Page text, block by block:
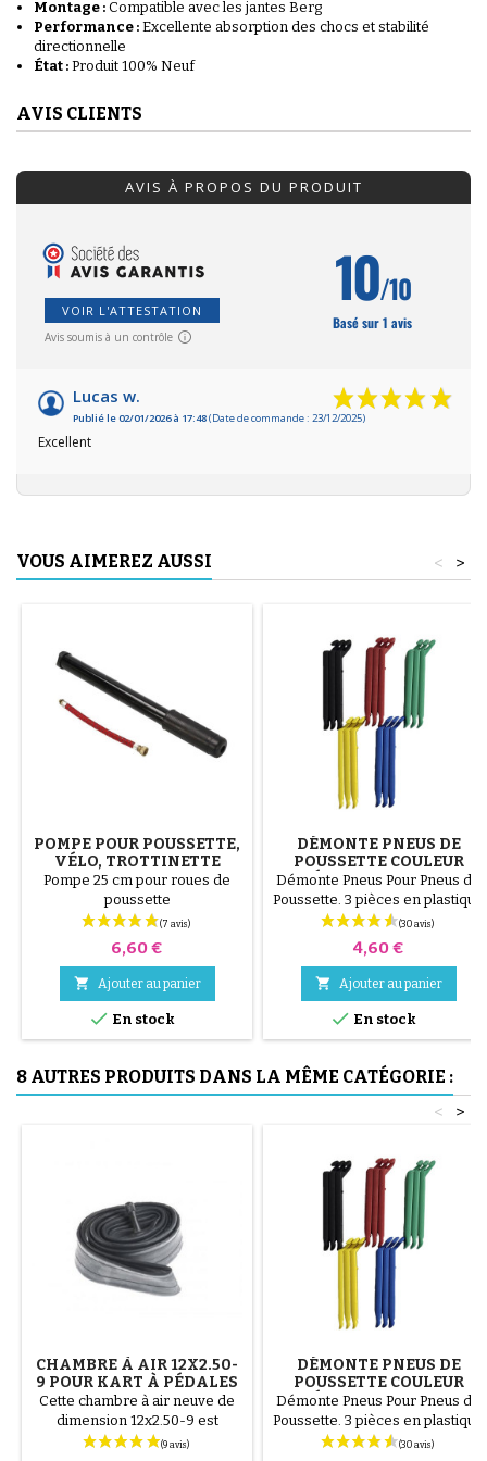
Montage : Compatible avec les jantes Berg
Performance : Excellente absorption des chocs et stabilité
directionnelle
État : Produit 100% Neuf
AVIS CLIENTS
AVIS À PROPOS DU PRODUIT
VOIR L'ATTESTATION
Avis soumis à un contrôle
10/10
Basé sur 1 avis
Lucas w.
Publié le 02/01/2026 à 17:48(Date de commande : 23/12/2025)
Excellent
VOUS AIMEREZ AUSSI >
<
POMPE POUR POUSSETTE,
VÉLO, TROTTINETTE
Pompe 25 cm pour roues de
poussette
Prix
6,60 €
 Ajouter au panier
 En stock
DÉMONTE PNEUS DE
POUSSETTE COULEUR
ALÉATOIRE 1 LOT DE 3
PIÈCES
Démonte Pneus Pour Pneus de
Poussette. 3 pièces en plastique
de haute qualité, couleur
aléatoire, noir, rouge, vert,
jaune et bleu ou 3 pièces en
acier ( gris ) Le montage du
uniquement à la main, cela évite
de percer la chambre à air.
Prix
4,60 €
 Ajouter au panier
 En stock
8 AUTRES PRODUITS DANS LA MÊME CATÉGORIE :
>
<
CHAMBRE À AIR 12X2.50-
9 POUR KART À PÉDALES
BERG RALLY - VALVE
DROITE
Cette chambre à air neuve de
dimension 12x2.50-9 est
parfaitement compatible avec
DÉMONTE PNEUS DE
POUSSETTE COULEUR
ALÉATOIRE 1 LOT DE 3
PIÈCES
Démonte Pneus Pour Pneus de
Poussette. 3 pièces en plastique
de haute qualité, couleur